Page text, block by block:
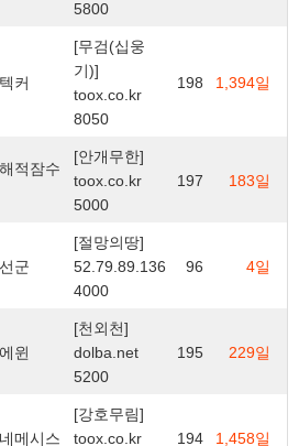
5800
텍커
[무검(십웅
기)]
toox.co.kr
8050
198 1,394일
해적잠수
[안개무한]
toox.co.kr
5000
197 183일
선군
[절망의땅]
52.79.89.136
4000
96 4일
에윈
[천외천]
dolba.net
5200
195 229일
네메시스
[강호무림]
toox.co.kr
194 1,458일